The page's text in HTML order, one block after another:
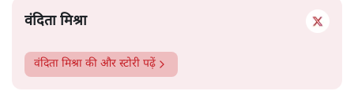
वंदिता मिश्रा
वंदिता मिश्रा की और स्टोरी पढ़ें